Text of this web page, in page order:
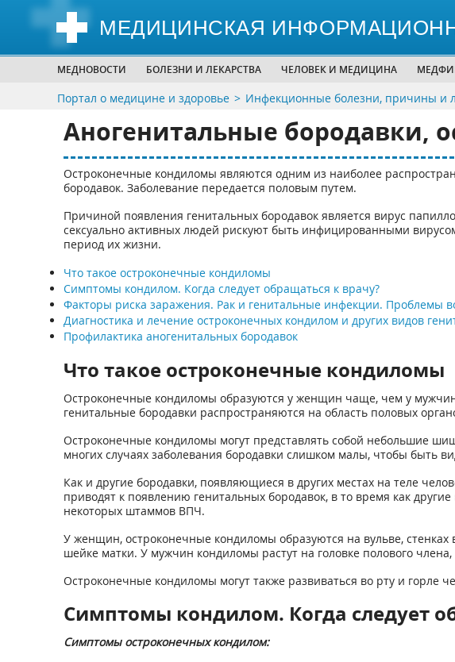
МЕДИЦИНСКАЯ
МЕДНОВОСТИ БОЛЕЗНИ И ЛЕКАРСТВА ЧЕЛОВЕК И МЕДИЦИНА
Портал о медицине и здоровье Инфекционные болезни, причины и
Аногенитальные бородавки,
Остроконечные кондиломы являются одним из наиболее
бородавок. Заболевание передается половым путем.
Причиной появления генитальных бородавок является вирус
сексуально активных людей рискуют быть инфицированными
период их жизни.
Что такое остроконечные кондиломы
Симптомы кондилом. Когда следует обращаться к врачу?
Факторы риска заражения. Рак и генитальные инфекции. Проблемы
Диагностика и лечение остроконечных кондилом и других видов
Профилактика аногенитальных бородавок
Что такое остроконечные кондиломы
Остроконечные кондиломы образуются у женщин чаще, чем у
генитальные бородавки распространяются на область половых
Остроконечные кондиломы могут представлять собой небольшие
многих случаях заболевания бородавки слишком малы, чтобы быть
Как и другие бородавки, появляющиеся в других местах на теле
приводят к появлению генитальных бородавок, в то время как
некоторых штаммов ВПЧ.
У женщин, остроконечные кондиломы образуются на вульве,
шейке матки. У мужчин кондиломы растут на головке полового
Остроконечные кондиломы могут также развиваться во рту и
Симптомы кондилом. Когда следует
Симптомы остроконечных кондилом: